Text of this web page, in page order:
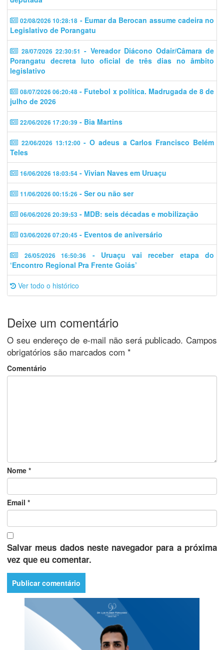
02/08/2026 10:28:18 - Eumar da Berocan assume cadeira no
Legislativo de Porangatu
28/07/2026 22:30:51 - Vereador Diácono Odair/Câmara de
Porangatu decreta luto oficial de três dias no âmbito
legislativo
08/07/2026 06:20:48 - Futebol x política. Madrugada de 8 de
julho de 2026
22/06/2026 17:20:39 - Bia Martins
22/06/2026 13:12:00- O adeus a Carlos Francisco Belém
Teles
16/06/2026 18:03:54 - Vivian Naves em Uruaçu
11/06/2026 00:15:26 - Ser ou não ser
06/06/2026 20:39:53 - MDB: seis décadas e mobilização
03/06/2026 07:20:45 - Eventos de aniversário
26/05/2026 16:50:36
- Uruaçu vai receber etapa do
‘Encontro Regional Pra Frente Goiás’
Ver todo o histórico
Deixe um comentário
O seu endereço de e-mail não será publicado. Campos
obrigatórios são marcados com *
Comentário
Nome *
Email *
Salvar meus dados neste navegador para a próxima
vez que eu comentar.